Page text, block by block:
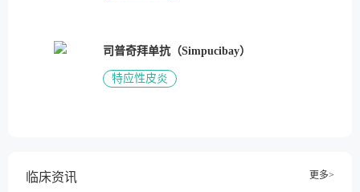
司普奇拜单抗（Simpucibay）
特应性皮炎
临床资讯 更多>